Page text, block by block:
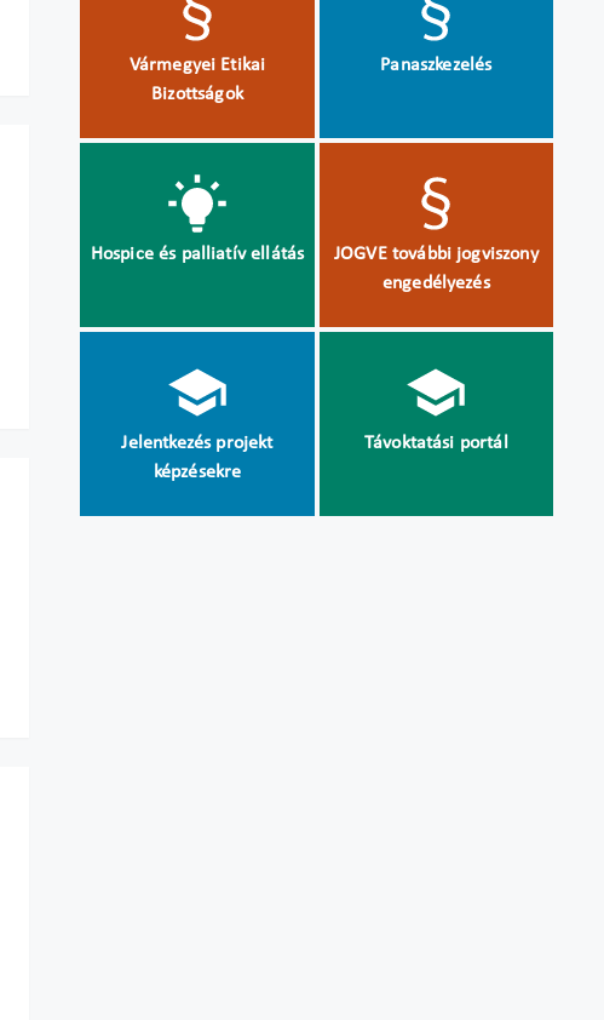
Vármegyei Etikai
Bizottságok
Panaszkezelés
Hospice és palliatív ellátás
JOGVE további jogviszony
engedélyezés
Jelentkezés projekt
képzésekre
Távoktatási portál